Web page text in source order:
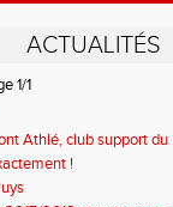
ACTUALITÉS
1/1
Athlé, club support
!